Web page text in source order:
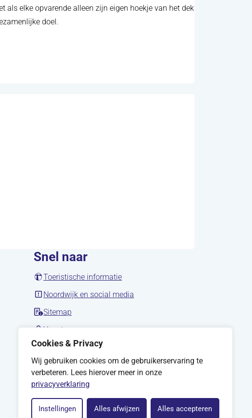
Cookies & Privacy
Wij gebruiken cookies om de gebruikerservaring te
verbeteren. Lees hierover meer in onze
privacyverklaring
Instellingen Alles afwijzen Alles accepteren
elke opvarende alleen zijn eigen hoekje van het dek
doel.
in nieuw tabblad)
in nieuw tabblad)
Snel naar
Toeristische informatie(opent in nieuw tabblad)
Noordwijk en social media
Sitemap
Vacatures(opent in nieuw tabblad)